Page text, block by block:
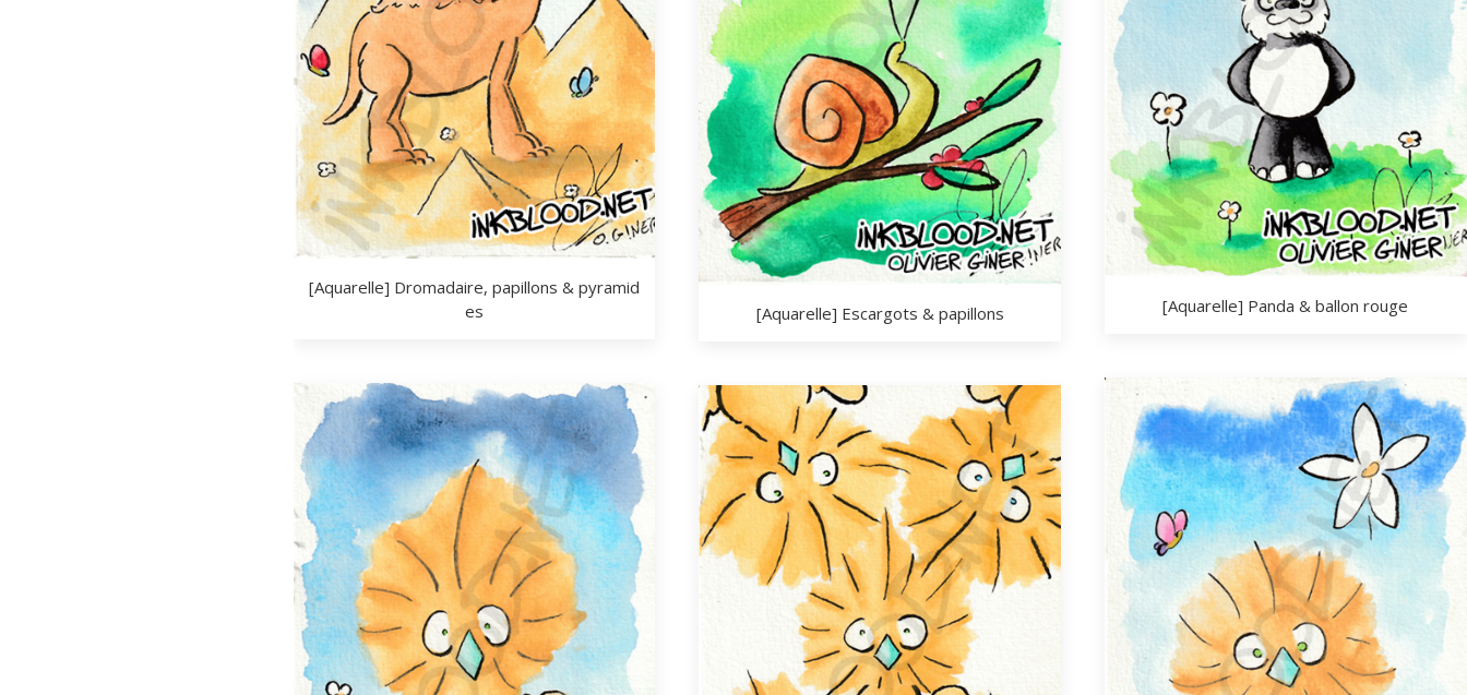
[Aquarelle] Dromadaire, papillons & pyramid
es
[Aquarelle] Escargots & papillons [Aquarelle] Panda & ballon rouge